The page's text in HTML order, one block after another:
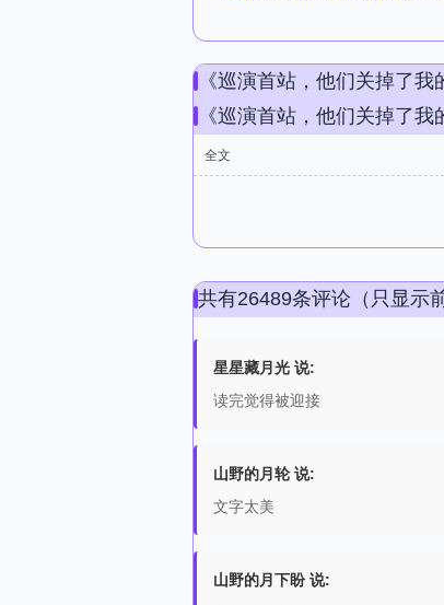
《巡演首站，他们关掉了
《巡演首站，他们关掉了
全文
共有26489条评论（只显示
星星藏月光 说:
读完觉得被迎接
山野的月轮 说:
文字太美
山野的月下盼 说: